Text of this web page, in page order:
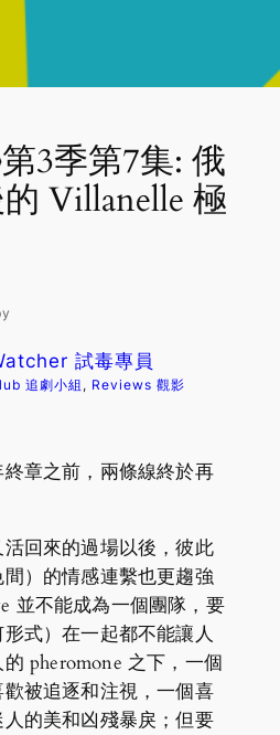
第3季第7集: 俄
Villanelle 極
試毒專員
追劇小組 , Reviews 觀影
章之前，兩條線終於再
回來的過場以後，彼此
間）的情感連繫也更趨強
並不能成為一個團隊，要
式）在一起都不能讓人
pheromone 之下，一個
被追逐和注視，一個喜
的美和凶殘暴戾；但要